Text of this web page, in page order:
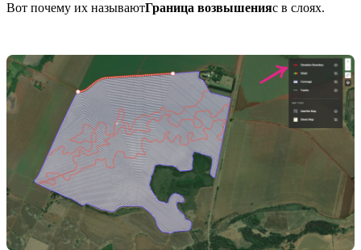
Вот почему их называютГраница возвышенияс в слоях.